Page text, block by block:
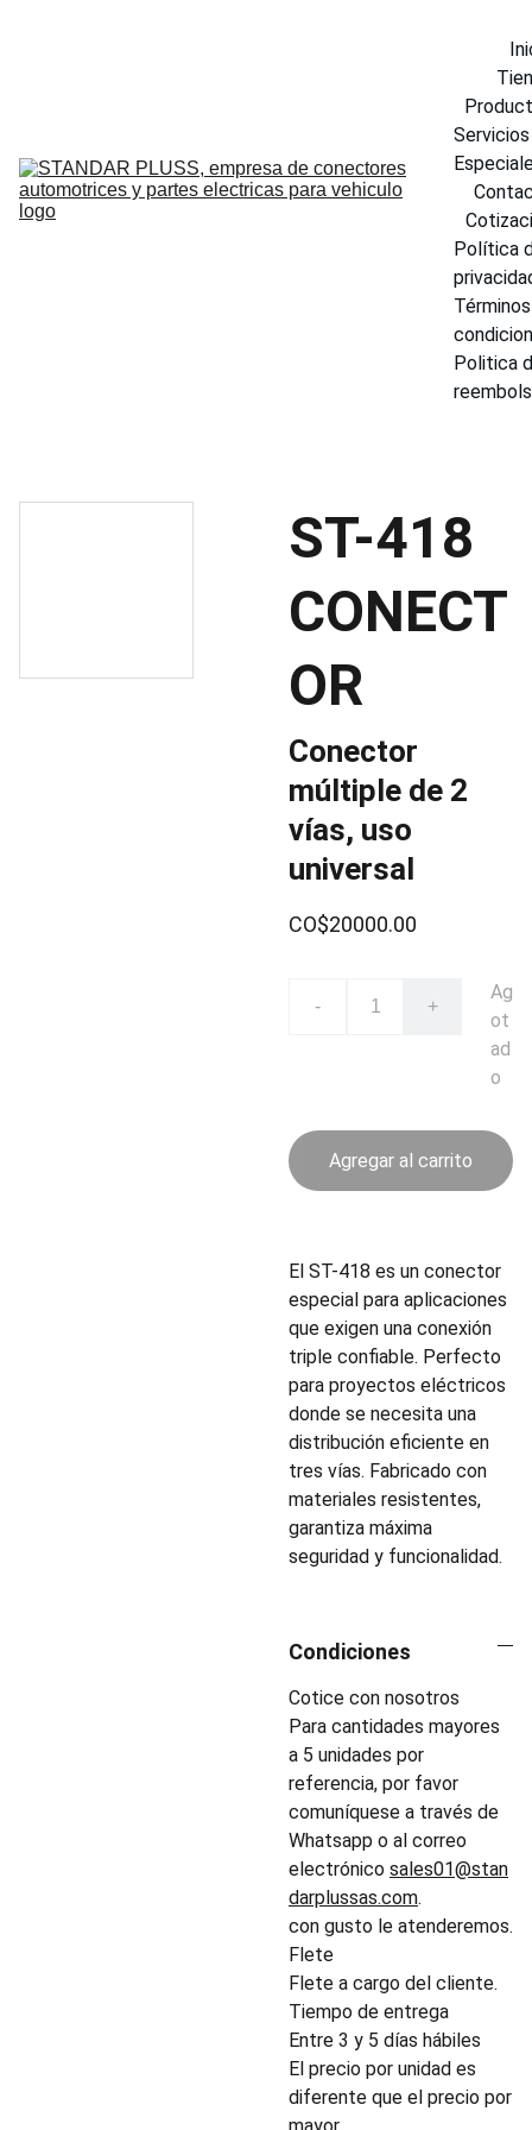
Servicios
Política
Politica
ST-418
CONECT
OR
Conector
múltiple de 2
vías, uso
universal
CO$20000.00
- +
Ag
ot
ad
o
Agregar al carrito
El ST-418 es un conector
especial para aplicaciones
que exigen una conexión
triple confiable. Perfecto
para proyectos eléctricos
donde se necesita una
distribución eficiente en
tres vías. Fabricado con
materiales resistentes,
garantiza máxima
seguridad y funcionalidad.
Condiciones
Cotice con nosotros
Para cantidades mayores
a 5 unidades por
referencia, por favor
comuníquese a través de
Whatsapp o al correo
electrónico sales01@stan
darplussas.com.
con gusto le atenderemos.
Flete
Flete a cargo del cliente.
Tiempo de entrega
Entre 3 y 5 días hábiles
El precio por unidad es
diferente que el precio por